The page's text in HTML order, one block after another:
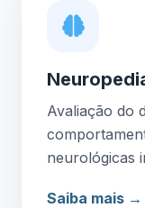
Avaliação do
neurológicas
Saiba mais →